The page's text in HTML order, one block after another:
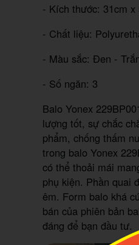
- Kích thước: 31cm x
- Chất liệu:
- Màu sắc: Đen -
- Số ngăn: 3
Balo Yonex
lượng tốt, sự chắc
phẩm, chống thấm
trong balo Yonex
có thể thoải mái
phụ kiện. Phần quai
êm. Form balo khá
bán của phiên bản
đáng để bạn đầu tư.